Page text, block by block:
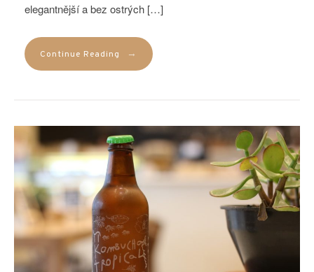
elegantnější a bez ostrých […]
Continue Reading →